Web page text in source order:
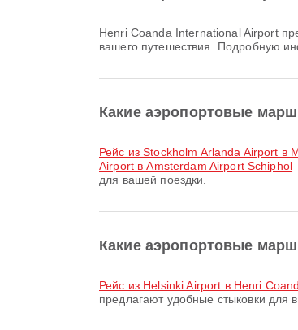
Henri Coanda International Airport предлагает Детская комната, Магазин беспошлинной торговли, Питание и множество других удобств для повышения комфорта
вашего путешествия. Подробную
Какие аэропортовые
рейс из Stockholm Arlanda Airport
Airport в Amsterdam Airport Schiphol
для вашей поездки.
Какие аэропортовые
рейс из Helsinki Airport в Henri
предлагают удобные стыковки для